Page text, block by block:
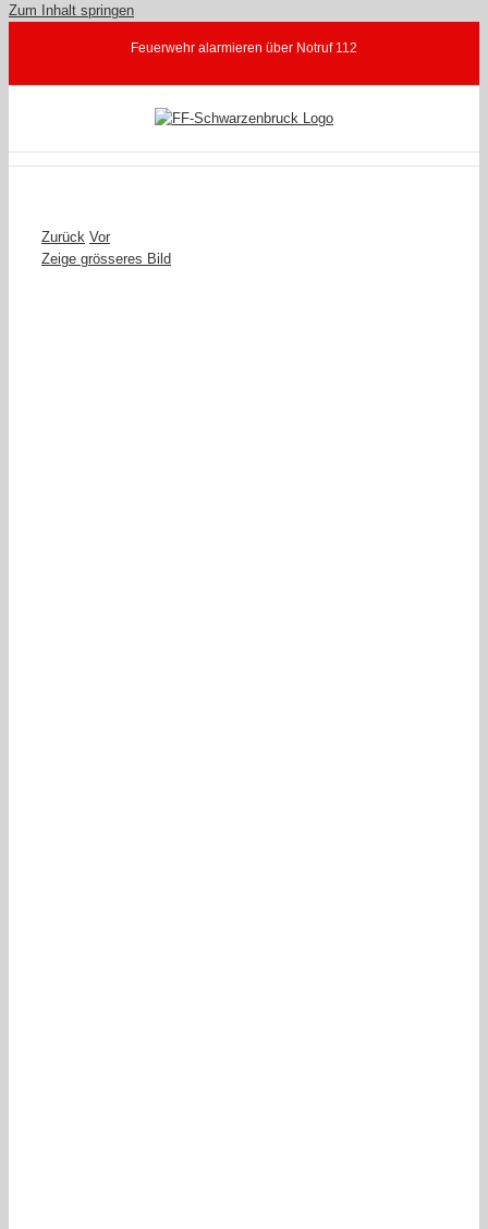
Zum Inhalt springen
Feuerwehr alarmieren über Notruf 112
Zurück Vor
Zeige grösseres Bild